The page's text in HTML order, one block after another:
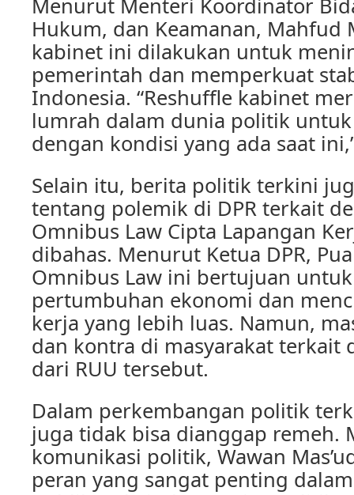
Menurut Menteri Koordinator
Hukum, dan Keamanan, Mahfud
kabinet ini dilakukan untuk
pemerintah dan memperkuat
Indonesia. “Reshuffle kabinet
lumrah dalam dunia politik
dengan kondisi yang ada saat
Selain itu, berita politik terkini
tentang polemik di DPR terkait
Omnibus Law Cipta Lapangan
dibahas. Menurut Ketua DPR,
Omnibus Law ini bertujuan
pertumbuhan ekonomi dan
kerja yang lebih luas. Namun,
dan kontra di masyarakat terkait
dari RUU tersebut.
Dalam perkembangan politik
juga tidak bisa dianggap remeh.
komunikasi politik, Wawan
peran yang sangat penting